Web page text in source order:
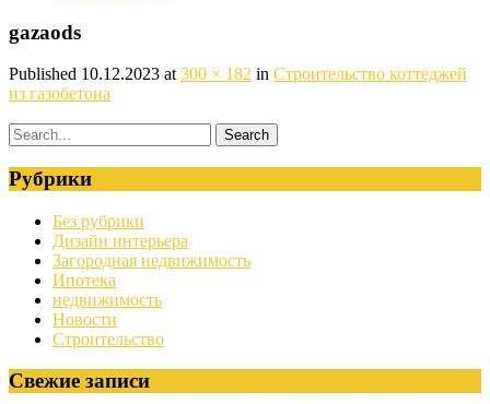
gazaods
Published 10.12.2023 at 300 × 182 in Строительство коттеджей
из газобетона
Рубрики
Без рубрики
Дизайн интерьера
Загородная недвижимость
Ипотека
недвижимость
Новости
Строительство
Свежие записи